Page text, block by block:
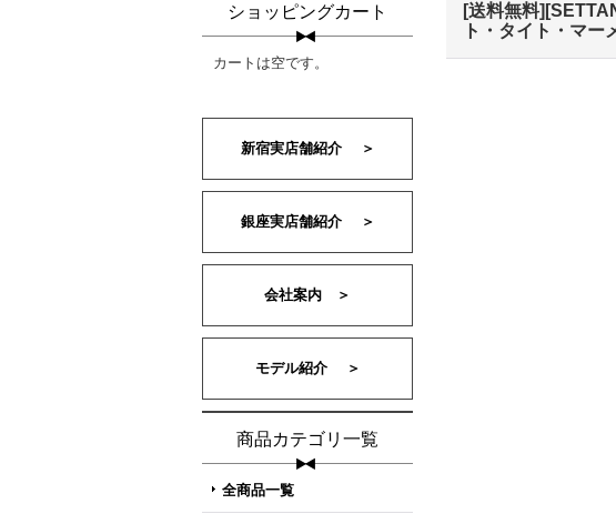
ショッピングカート
カートは空です。
新宿実店舗紹介 ＞
銀座実店舗紹介 ＞
会社案内 ＞
モデル紹介 ＞
商品カテゴリ一覧
全商品一覧
[送料無料
ト・タイト・マ